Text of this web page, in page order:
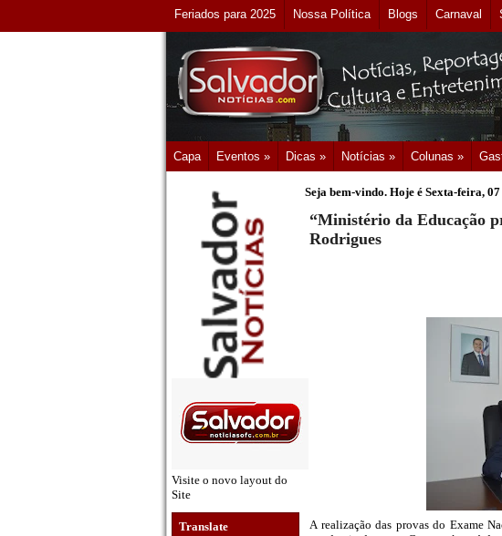
Feriados para 2025 Nossa Política Blogs Carnaval
Capa Eventos » Dicas » Notícias » Colunas »
Visite o novo layout do
Site
Translate
Seja bem-vindo. Hoje é Sexta-feira, 07
“Ministério da Educação
Rodrigues
A realização das provas do Exame